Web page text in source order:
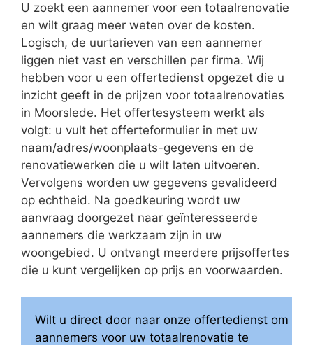
U zoekt een aannemer voor een totaalrenovatie
en wilt graag meer weten over de kosten.
Logisch, de uurtarieven van een aannemer
liggen niet vast en verschillen per firma. Wij
hebben voor u een offertedienst opgezet die u
inzicht geeft in de prijzen voor totaalrenovaties
in Moorslede. Het offertesysteem werkt als
volgt: u vult het offerteformulier in met uw
naam/adres/woonplaats-gegevens en de
renovatiewerken die u wilt laten uitvoeren.
Vervolgens worden uw gegevens gevalideerd
op echtheid. Na goedkeuring wordt uw
aanvraag doorgezet naar geïnteresseerde
aannemers die werkzaam zijn in uw
woongebied. U ontvangt meerdere prijsoffertes
die u kunt vergelijken op prijs en voorwaarden.
Wilt u direct door naar onze offertedienst om
aannemers voor uw totaalrenovatie te